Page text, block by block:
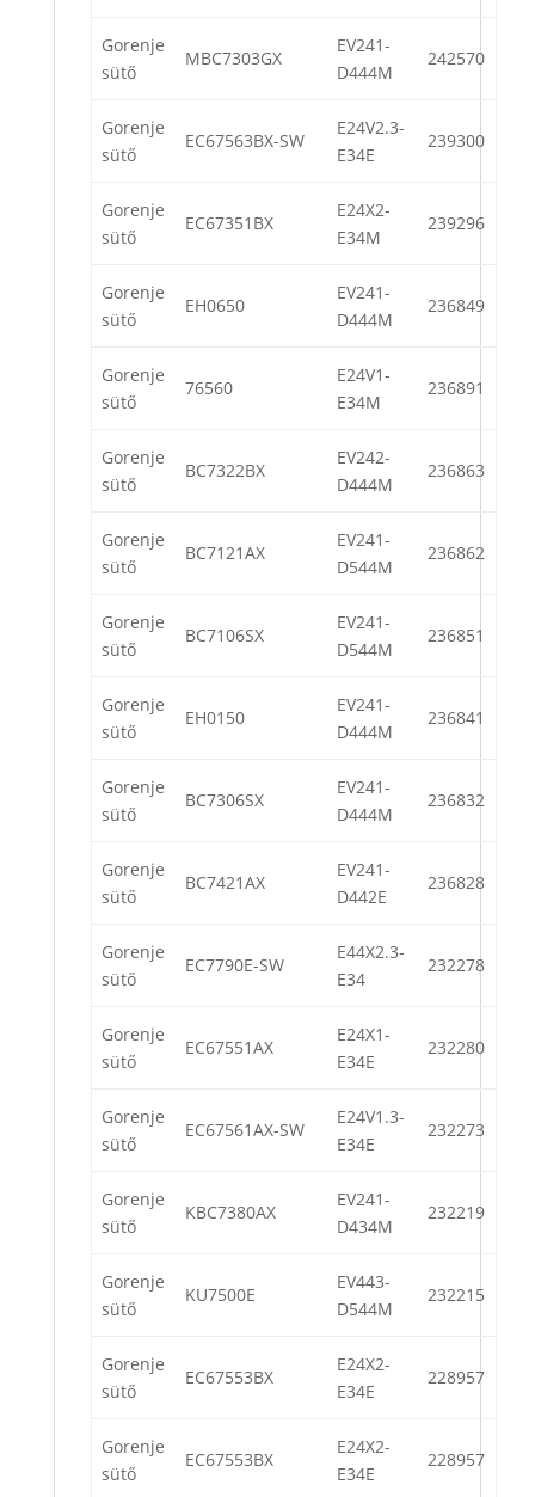
Gorenje
sütő
MBC7303GX
EV241-
D444M
242570
Gorenje
sütő
EC67563BX-SW
E24V2.3-
E34E
239300
Gorenje
sütő
EC67351BX
E24X2-
E34M
239296
Gorenje
sütő
EH0650
EV241-
D444M
236849
Gorenje
sütő
76560
E24V1-
E34M
236891
Gorenje
sütő
BC7322BX
EV242-
D444M
236863
Gorenje
sütő
BC7121AX
EV241-
D544M
236862
Gorenje
sütő
BC7106SX
EV241-
D544M
236851
Gorenje
sütő
EH0150
EV241-
D444M
236841
Gorenje
sütő
BC7306SX
EV241-
D444M
236832
Gorenje
sütő
BC7421AX
EV241-
D442E
236828
Gorenje
sütő
EC7790E-SW
E44X2.3-
E34
232278
Gorenje
sütő
EC67551AX
E24X1-
E34E
232280
Gorenje
sütő
EC67561AX-SW
E24V1.3-
E34E
232273
Gorenje
sütő
KBC7380AX
EV241-
D434M
232219
Gorenje
sütő
KU7500E
EV443-
D544M
232215
Gorenje
sütő
EC67553BX
E24X2-
E34E
228957
Gorenje
sütő
EC67553BX
E24X2-
E34E
228957